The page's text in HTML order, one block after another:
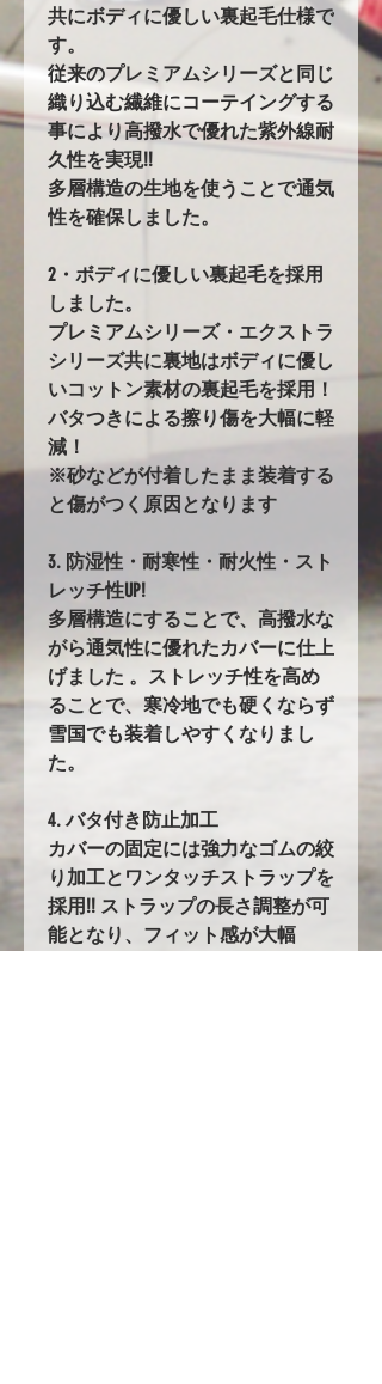
共にボディに優しい裏起毛仕様で
す。
従来のプレミアムシリーズと同じ
織り込む繊維にコーテイングする
事により高撥水で優れた紫外線耐
久性を実現!!
多層構造の生地を使うことで通気
性を確保しました。
2・ボディに優しい裏起毛を採用
しました。
プレミアムシリーズ・エクストラ
シリーズ共に裏地はボディに優し
いコットン素材の裏起毛を採用！
バタつきによる擦り傷を大幅に軽
減！
※砂などが付着したまま装着する
と傷がつく原因となります
3. 防湿性・耐寒性・耐火性・スト
レッチ性UP!
多層構造にすることで、高撥水な
がら通気性に優れたカバーに仕上
げました 。ストレッチ性を高め
ることで、寒冷地でも硬くならず
雪国でも装着しやすくなりまし
た。
4. バタ付き防止加工
カバーの固定には強力なゴムの絞
り加工とワンタッチストラップを
採用!! ストラップの長さ調整が可
能となり、フィット感が大幅